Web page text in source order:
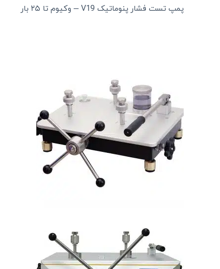
پمپ تست فشار پنوماتیک V19 – وکیوم تا ۲۵ بار